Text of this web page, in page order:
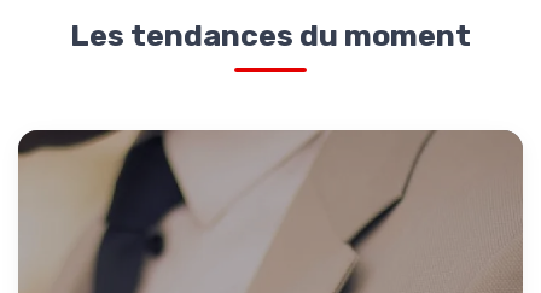
Les tendances du moment